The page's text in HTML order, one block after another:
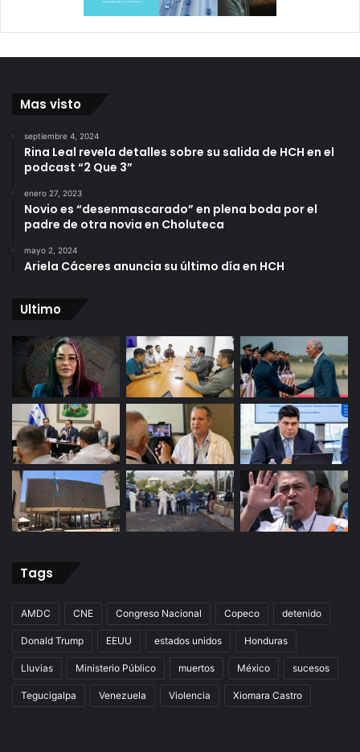
Mas visto
septiembre 4, 2024
Rina Leal revela detalles sobre su salida de HCH en el
podcast “2 Que 3”
enero 27, 2023
Novio es “desenmascarado” en plena boda por el
padre de otra novia en Choluteca
mayo 2, 2024
Ariela Cáceres anuncia su último día en HCH
Ultimo
Tags
AMDC CNE Congreso Nacional Copeco detenido
Donald Trump EEUU estados unidos Honduras
Lluvias Ministerio Público muertos México sucesos
Tegucigalpa Venezuela Violencia Xiomara Castro